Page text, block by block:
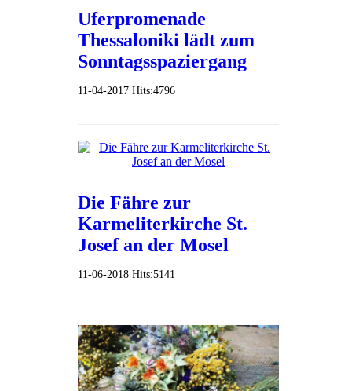
Uferpromenade
Thessaloniki lädt zum
Sonntagsspaziergang
11-04-2017 Hits:4796
Die Fähre zur
Karmeliterkirche St.
Josef an der Mosel
11-06-2018 Hits:5141